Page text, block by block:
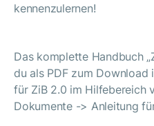
kennenzulernen!
Das komplette Handbuch
du als PDF zum Download
für ZiB 2.0 im Hilfebereich
Dokumente -> Anleitung